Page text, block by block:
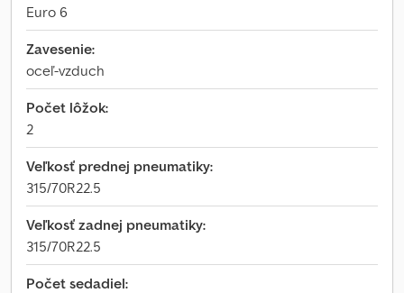
Euro 6
Zavesenie:
oceľ-vzduch
Počet lôžok:
2
Veľkosť prednej pneumatiky:
315/70R22.5
Veľkosť zadnej pneumatiky:
315/70R22.5
Počet sedadiel: